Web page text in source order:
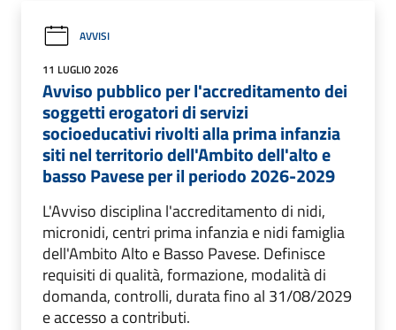
AVVISI
11 LUGLIO 2026
Avviso pubblico per l'accreditamento dei
soggetti erogatori di servizi
socioeducativi rivolti alla prima infanzia
siti nel territorio dell'Ambito dell'alto e
basso Pavese per il periodo 2026-2029
L'Avviso disciplina l'accreditamento di nidi,
micronidi, centri prima infanzia e nidi famiglia
dell'Ambito Alto e Basso Pavese. Definisce
requisiti di qualità, formazione, modalità di
domanda, controlli, durata fino al 31/08/2029
e accesso a contributi.